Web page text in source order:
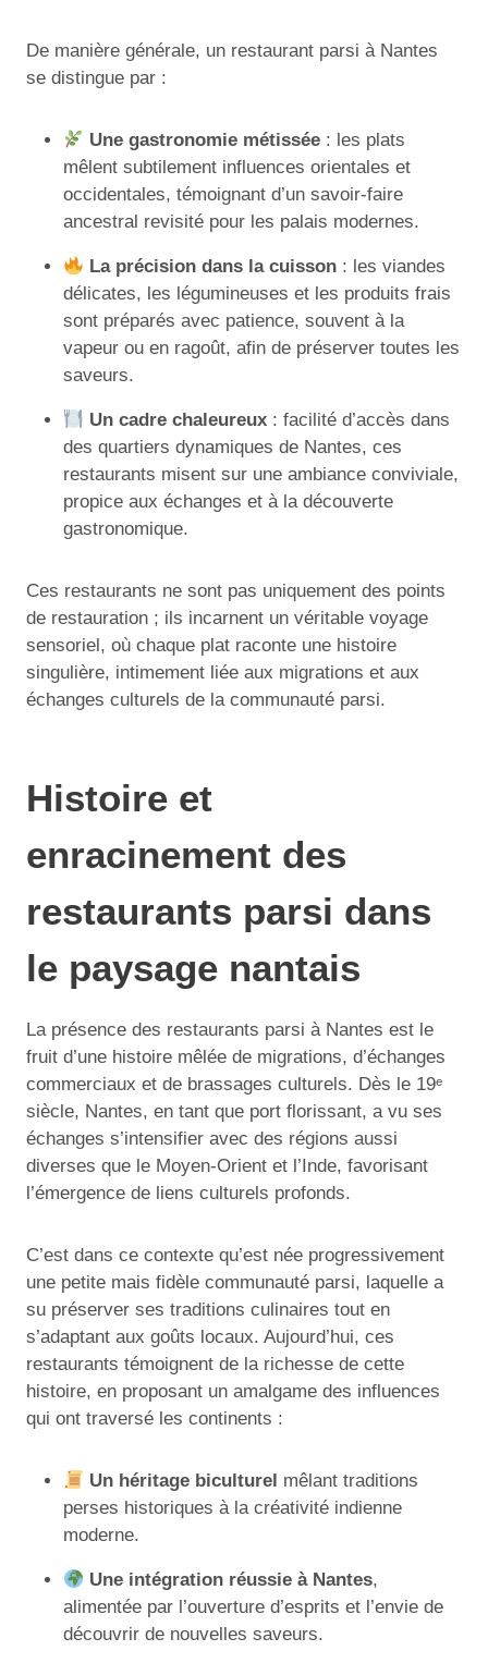
De manière générale, un restaurant parsi à Nantes
se distingue par :
Une gastronomie métissée : les plats
mêlent subtilement influences orientales et
occidentales, témoignant d’un savoir-faire
ancestral revisité pour les palais modernes.
La précision dans la cuisson : les viandes
délicates, les légumineuses et les produits frais
sont préparés avec patience, souvent à la
vapeur ou en ragoût, afin de préserver toutes les
saveurs.
Un cadre chaleureux : facilité d’accès dans
des quartiers dynamiques de Nantes, ces
restaurants misent sur une ambiance conviviale,
propice aux échanges et à la découverte
gastronomique.
Ces restaurants ne sont pas uniquement des points
de restauration ; ils incarnent un véritable voyage
sensoriel, où chaque plat raconte une histoire
singulière, intimement liée aux migrations et aux
échanges culturels de la communauté parsi.
Histoire et
enracinement des
restaurants parsi dans
le paysage nantais
La présence des restaurants parsi à Nantes est le
fruit d’une histoire mêlée de migrations, d’échanges
commerciaux et de brassages culturels. Dès le 19ᵉ
siècle, Nantes, en tant que port florissant, a vu ses
échanges s’intensifier avec des régions aussi
diverses que le Moyen-Orient et l’Inde, favorisant
l’émergence de liens culturels profonds.
C’est dans ce contexte qu’est née progressivement
une petite mais fidèle communauté parsi, laquelle a
su préserver ses traditions culinaires tout en
s’adaptant aux goûts locaux. Aujourd’hui, ces
restaurants témoignent de la richesse de cette
histoire, en proposant un amalgame des influences
qui ont traversé les continents :
Un héritage biculturel mêlant traditions
perses historiques à la créativité indienne
moderne.
Une intégration réussie à Nantes,
alimentée par l’ouverture d’esprits et l’envie de
découvrir de nouvelles saveurs.